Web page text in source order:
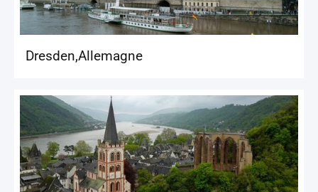
Dresden,Allemagne